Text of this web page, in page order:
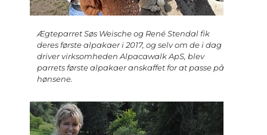
Ægteparret Søs Weische og René Stendal fik
deres første alpakaer i 2017, og selv om de i dag
driver virksomheden Alpacawalk ApS, blev
parrets første alpakaer anskaffet for at passe på
hønsene.